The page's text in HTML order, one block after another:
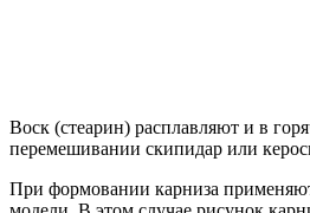
Воск (стеарин) расплавляют и в
перемешивании скипидар или
При формовании карниза